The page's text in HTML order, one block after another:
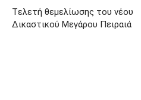
Tελετή θεμελίωσης του νέου
Δικαστικού Μεγάρου Πειραιά